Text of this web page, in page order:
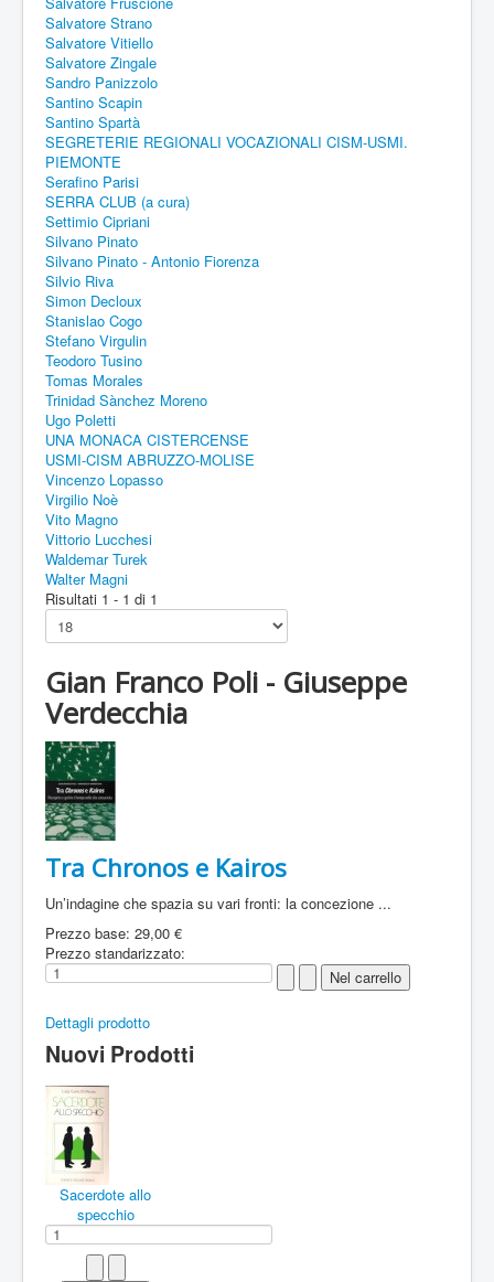
Salvatore Strano
Salvatore Vitiello
Salvatore Zingale
Sandro Panizzolo
Santino Scapin
Santino Spartà
SEGRETERIE REGIONALI VOCAZIONALI CISM-USMI.
PIEMONTE
Serafino Parisi
SERRA CLUB (a cura)
Settimio Cipriani
Silvano Pinato
Silvano Pinato - Antonio Fiorenza
Silvio Riva
Simon Decloux
Stanislao Cogo
Stefano Virgulin
Teodoro Tusino
Tomas Morales
Trinidad Sànchez Moreno
Ugo Poletti
UNA MONACA CISTERCENSE
USMI-CISM ABRUZZO-MOLISE
Vincenzo Lopasso
Virgilio Noè
Vito Magno
Vittorio Lucchesi
Waldemar Turek
Walter Magni
Risultati 1 - 1 di 1
Gian Franco Poli - Giuseppe
Verdecchia
Tra Chronos e Kairos
Un’indagine che spazia su vari fronti: la concezione ...
Prezzo base: 29,00 €
Prezzo standarizzato:
Dettagli prodotto
Nuovi Prodotti
Sacerdote allo
specchio